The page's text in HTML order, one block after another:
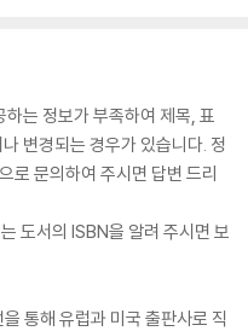
는 정보가 부족하여 제목, 표
변경되는 경우가 있습니다. 정
로 문의하여 주시면 답변 드리
도서의 ISBN을 알려 주시면 보
통해 유럽과 미국 출판사로 직